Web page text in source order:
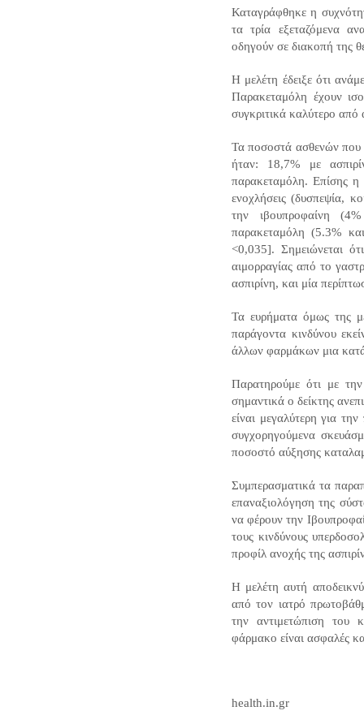
Καταγράφθηκε η
τα τρία εξεταζόμενα
οδηγούν σε διακοπή της
Η μελέτη έδειξε ότι
Παρακεταμόλη έχουν
συγκριτικά καλύτερο
Τα ποσοστά ασθενών που
ήταν: 18,7% με
παρακεταμόλη. Επίσης η
ενοχλήσεις (δυσπεψία,
την ιβουπροφαίνη
παρακεταμόλη (5.3%
<0,035]. Σημειώνεται
αιμορραγίας από το
ασπιρίνη, και μία
Τα ευρήματα όμως της
παράγοντα κινδύνου
άλλων φαρμάκων μια
Παρατηρούμε ότι με
σημαντικά ο δείκτης
είναι μεγαλύτερη για
συγχορηγούμενα
ποσοστό αύξησης
Συμπερασματικά τα
επαναξιολόγηση της
να φέρουν την
τους κινδύνους
προφίλ ανοχής της
Η μελέτη αυτή
από τον ιατρό
την αντιμετώπιση του
φάρμακο είναι ασφαλές
health.in.gr